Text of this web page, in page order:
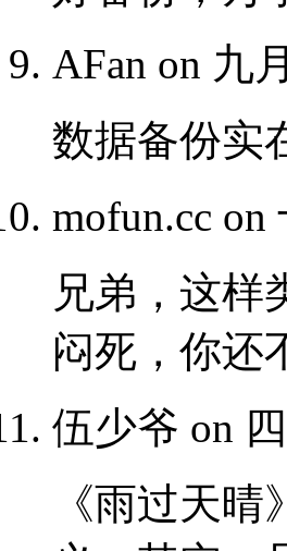
AFan on 九
数据备份实
mofun.cc on
兄弟，这样
闷死，你还
伍少爷 on
《雨过天